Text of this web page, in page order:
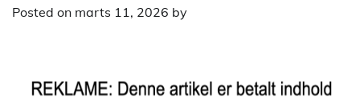
Posted on marts 11, 2026 by